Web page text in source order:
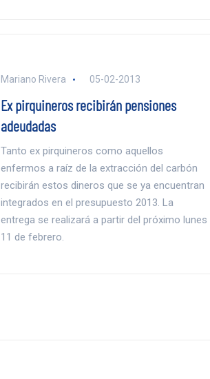
Mariano Rivera 05-02-2013
Ex pirquineros recibirán pensiones
adeudadas
Tanto ex pirquineros como aquellos
enfermos a raíz de la extracción del carbón
recibirán estos dineros que se ya encuentran
integrados en el presupuesto 2013. La
entrega se realizará a partir del próximo lunes
11 de febrero.